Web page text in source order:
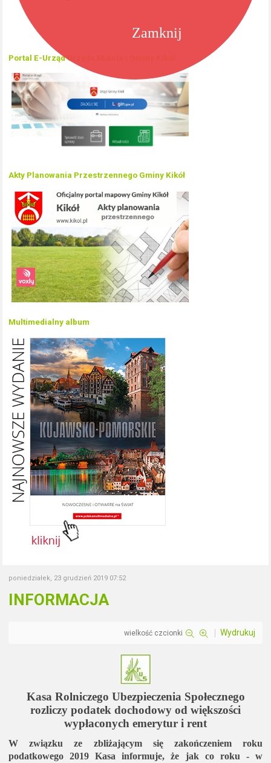
Portal E-Urząd Urzędu Miasta i Gminy Kikół
Akty Planowania Przestrzennego Gminy Kikół
Multimedialny album
poniedziałek, 23 grudzień 2019 07:52
INFORMACJA
wielkość czcionki Wydrukuj
Kasa Rolniczego Ubezpieczenia Społecznego
rozliczy podatek dochodowy od większości
wypłaconych emerytur i rent
W związku ze zbliżającym się zakończeniem roku
podatkowego 2019 Kasa informuje, że jak co roku - w
Zamknij